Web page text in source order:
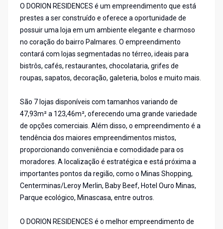
O DORION RESIDENCES é um empreendimento que está
prestes a ser construído e oferece a oportunidade de
possuir uma loja em um ambiente elegante e charmoso
no coração do bairro Palmares. O empreendimento
contará com lojas segmentadas no térreo, ideais para
bistrôs, cafés, restaurantes, chocolataria, grifes de
roupas, sapatos, decoração, galeteria, bolos e muito mais.
São 7 lojas disponíveis com tamanhos variando de
47,93m² a 123,46m², oferecendo uma grande variedade
de opções comerciais. Além disso, o empreendimento é a
tendência dos maiores empreendimentos mistos,
proporcionando conveniência e comodidade para os
moradores. A localização é estratégica e está próxima a
importantes pontos da região, como o Minas Shopping,
Centerminas/Leroy Merlin, Baby Beef, Hotel Ouro Minas,
Parque ecológico, Minascasa, entre outros.
O DORION RESIDENCES é o melhor empreendimento de